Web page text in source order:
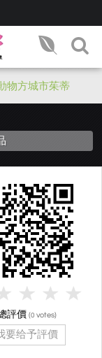
物方城市茱蒂
評價 (0 votes)
要给予評價